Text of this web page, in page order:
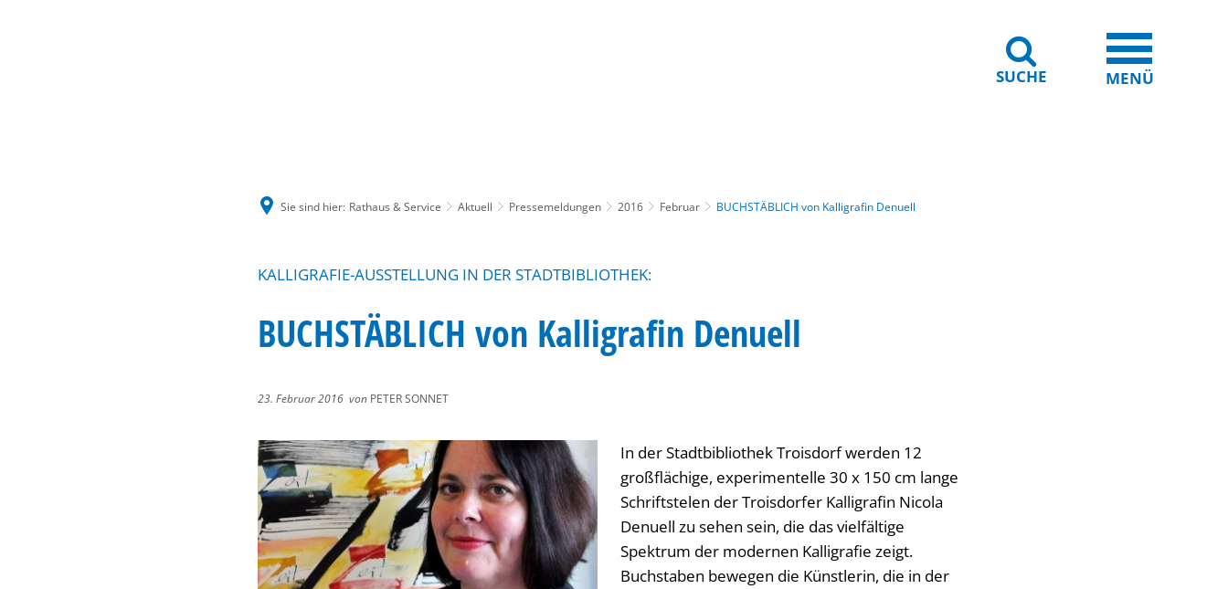
SUCHE MENÜ
Sie sind hier: Rathaus & Service Aktuell Pressemeldungen 2016 Februar BUCHSTÄBLICH von Kalligrafin Denuell
KALLIGRAFIE-AUSSTELLUNG IN DER STADTBIBLIOTHEK:
BUCHSTÄBLICH von Kalligrafin Denuell
23. Februar 2016 von PETER SONNET
In der Stadtbibliothek Troisdorf werden 12
großflächige, experimentelle 30 x 150 cm lange
Schriftstelen der Troisdorfer Kalligrafin Nicola
Denuell zu sehen sein, die das vielfältige
Spektrum der modernen Kalligrafie zeigt.
Buchstaben bewegen die Künstlerin, die in der